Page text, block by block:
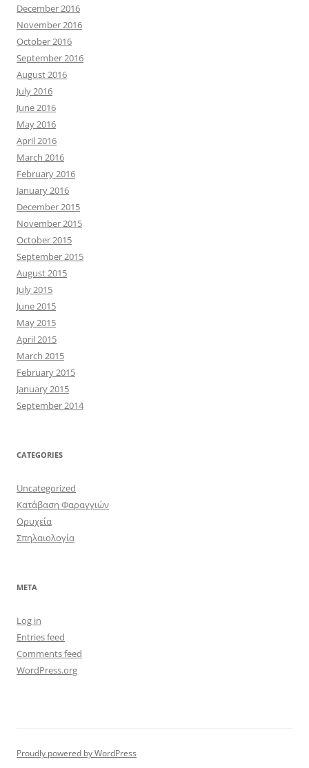
December 2016
November 2016
October 2016
September 2016
August 2016
July 2016
June 2016
May 2016
April 2016
March 2016
February 2016
January 2016
December 2015
November 2015
October 2015
September 2015
August 2015
July 2015
June 2015
May 2015
April 2015
March 2015
February 2015
January 2015
September 2014
CATEGORIES
Uncategorized
Κατάβαση Φαραγγιών
Ορυχεία
Σπηλαιολογία
META
Log in
Entries feed
Comments feed
WordPress.org
Proudly powered by WordPress